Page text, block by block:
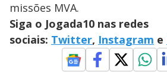
missões MVA.
Siga o Jogada10 nas redes
sociais: Twitter, Instagram e